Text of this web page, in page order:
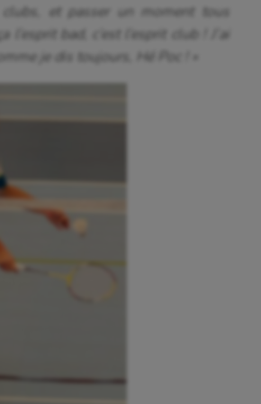
rythmique
et Paralympiques
clubs, et passer un moment tous
l’esprit bad, c’est l’esprit club ! J’ai
je dis toujours, Hé Poc ! »